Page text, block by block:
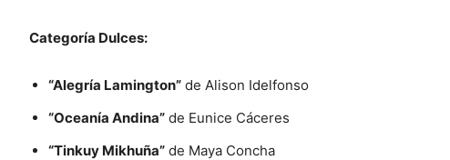
Categoría Dulces:
“Alegría Lamington” de Alison Idelfonso
“Oceanía Andina” de Eunice Cáceres
“Tinkuy Mikhuña” de Maya Concha